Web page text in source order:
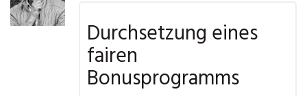
Durchsetzung eines
fairen
Bonusprogramms